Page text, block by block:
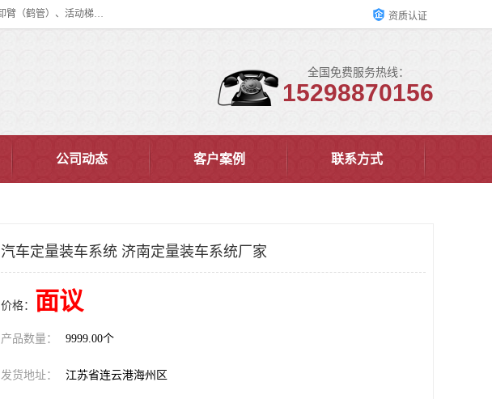
连云港华德石油化工机械有限公司（原连云港石油化工机械总厂），始创于1982年，是从事码头船用流体装卸臂、陆用流体装卸臂（鹤管）、活动梯、钢构平台、定量装车系统等全系列流体装卸设备的设计、制造、销售以及服务的专业供应商。 资质认证
全国免费服务热线：
15298870156
公司动态 客户案例 联系方式
汽车定量装车系统 济南定量装车系统厂家
价格： 面议
产品数量： 9999.00个
发货地址： 江苏省连云港海州区